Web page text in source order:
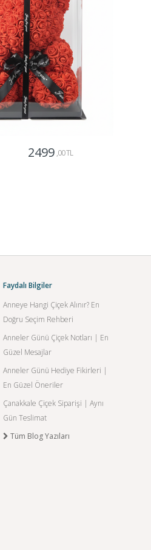
2499 ,00 TL
Faydalı Bilgiler
Anneye Hangi Çiçek Alınır? En
Doğru Seçim Rehberi
Anneler Günü Çiçek Notları | En
Güzel Mesajlar
Anneler Günü Hediye Fikirleri |
En Güzel Öneriler
Çanakkale Çiçek Siparişi | Aynı
Gün Teslimat
Tüm Blog Yazıları